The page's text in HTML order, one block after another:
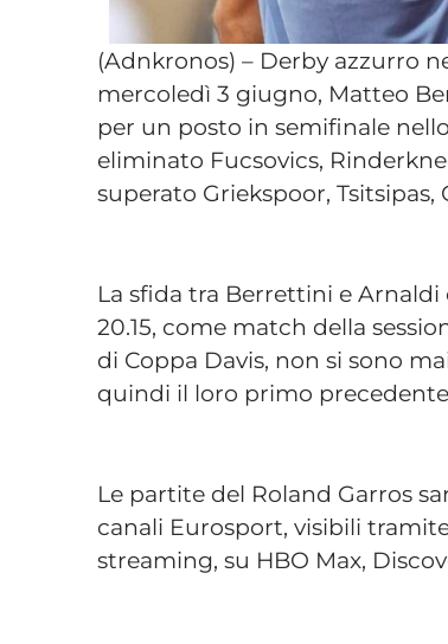
(Adnkronos) – Derby azzurro
mercoledì 3 giugno, Matteo
per un posto in semifinale
eliminato Fucsovics,
superato Griekspoor, Tsitsipas,
La sfida tra Berrettini e
20.15, come match della
di Coppa Davis, non si sono
quindi il loro primo
Le partite del Roland Garros
canali Eurosport, visibili
streaming, su HBO Max,